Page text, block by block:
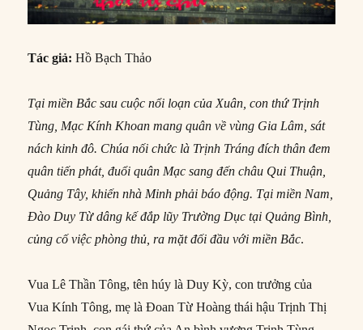
Tác giả: Hồ Bạch Thảo
Tại miền Bắc sau cuộc nổi loạn của Xuân, con thứ Trịnh
Tùng, Mạc Kính Khoan mang quân về vùng Gia Lâm, sát
nách kinh đô. Chúa nối chức là Trịnh Tráng đích thân đem
quân tiến phát, đuổi quân Mạc sang đến châu Qui Thuận,
Quảng Tây, khiến nhà Minh phải báo động. Tại miền Nam,
Đào Duy Từ dâng kế đắp lũy Trường Dục tại Quảng Bình,
củng cố việc phòng thủ, ra mặt đối đầu với miền Bắc.
Vua Lê Thần Tông, tên húy là Duy Kỳ, con trưởng của
Vua Kính Tông, mẹ là Đoan Từ Hoàng thái hậu Trịnh Thị